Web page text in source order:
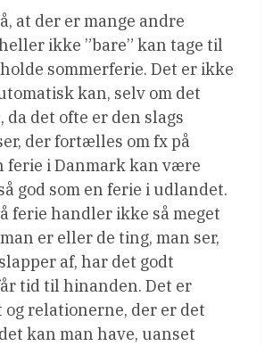
at der er mange andre
ikke ”bare” kan tage til
sommerferie. Det er ikke
kan, selv om det
da det ofte er den slags
der fortælles om fx på
ferie i Danmark kan være
god som en ferie i udlandet.
ferie handler ikke så meget
er eller de ting, man ser,
af, har det godt
tid til hinanden. Det er
relationerne, der er det
kan man have, uanset